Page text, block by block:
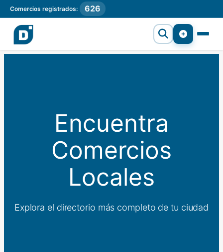
Comercios registrados: 626
Encuentra
Comercios
Locales
Explora el directorio más completo de tu ciudad